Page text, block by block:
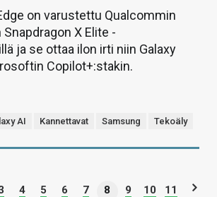
on varustettu Qualcommin
X Elite -
ja se ottaa ilon irti niin Galaxy
Copilot+:stakin.
AI Kannettavat Samsung Tekoäly
4 5 6 7 8 9 10
11